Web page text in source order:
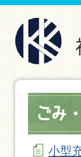
ごみ
小型